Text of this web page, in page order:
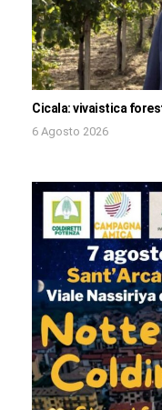
Cicala: vivaistica
6 Agosto 2026